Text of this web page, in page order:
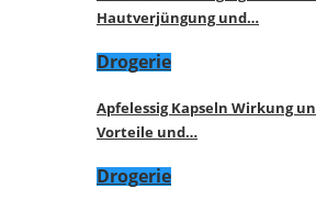
Hautverjüngung und…
Drogerie
Apfelessig Kapseln Wirkung
Vorteile und…
Drogerie